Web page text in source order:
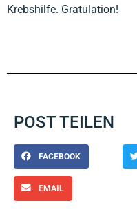
Krebshilfe. Gratulation!
POST TEILEN
FACEBOOK
EMAIL